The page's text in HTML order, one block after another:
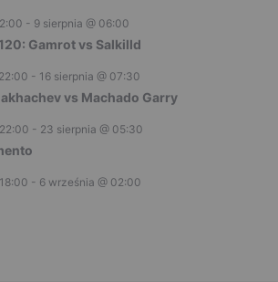
- 9 sierpnia @ 06:00
Gamrot vs Salkilld
- 16 sierpnia @ 07:30
vs Machado Garry
- 23 sierpnia @ 05:30
- 6 września @ 02:00